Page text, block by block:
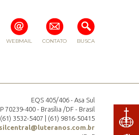
BUSCA
CONTATO
WEBMAIL
EQS 405/406 - Asa Sul
70239-400 - Brasília /DF - Brasil
3532-5407 | (61) 9816-50415